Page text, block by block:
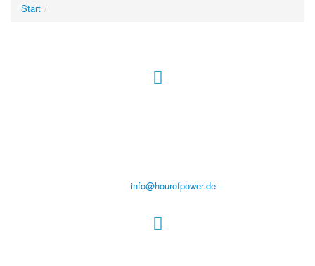
Start
info@hourofpower.de